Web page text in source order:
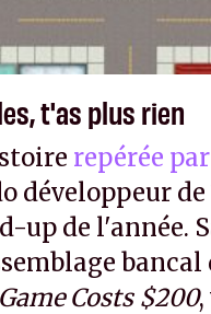
t'as plus rien
repérée
développeur
up de l'année.
Costs $200